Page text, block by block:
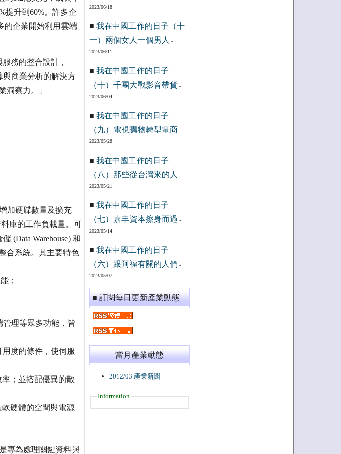
提升到60%。許多企
的企業開始利用雲端
務的整合設計，
商業分析的解決方
洞察力。」
加硬碟數量及擴充
庫的工作負載量。可
(Data Warehouse) 和
合系統。其主要特色
；
管理等眾多功能，皆
用度的條件，使伺服
；並搭配優異的散
硬體的空間與電源
專為處理關鍵資料與
2023/06/18
■ 我在中國工作的日子（十
一）兩個女人一個男人
-
2023/06/11
■ 我在中國工作的日子
（十）千團大戰影音帶貨 -
2023/06/04
■ 我在中國工作的日子
（九）電視購物轉型電商 -
2023/05/28
■ 我在中國工作的日子
（八）那些從台灣來的人
-
2023/05/21
■ 我在中國工作的日子
（七）嘉丰資本擦身而過 -
2023/05/14
■ 我在中國工作的日子
（六）跟阿福有關的人們 -
2023/05/07
■ 訂閱每日更新產業動態
當月產業動態
2012/03 產業新聞
Information